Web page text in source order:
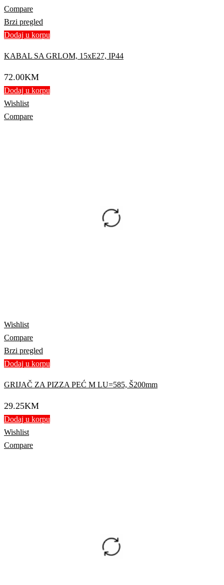
Compare
Brzi pregled
Dodaj u korpu
KABAL SA GRLOM, 15xE27, IP44
72.00KM
Dodaj u korpu
Wishlist
Compare
Wishlist
Compare
Brzi pregled
Dodaj u korpu
GRIJAČ ZA PIZZA PEĆ M LU=585, Š200mm
29.25KM
Dodaj u korpu
Wishlist
Compare